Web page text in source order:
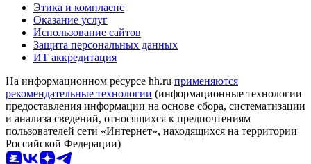
Этика и комплаенс
Оказание услуг
Использование сайтов
Защита персональных данных
ИТ аккредитация
На информационном ресурсе hh.ru применяются
рекомендательные технологии (информационные технологии
предоставления информации на основе сбора, систематизации
и анализа сведений, относящихся к предпочтениям
пользователей сети «Интернет», находящихся на территории
Российской Федерации)